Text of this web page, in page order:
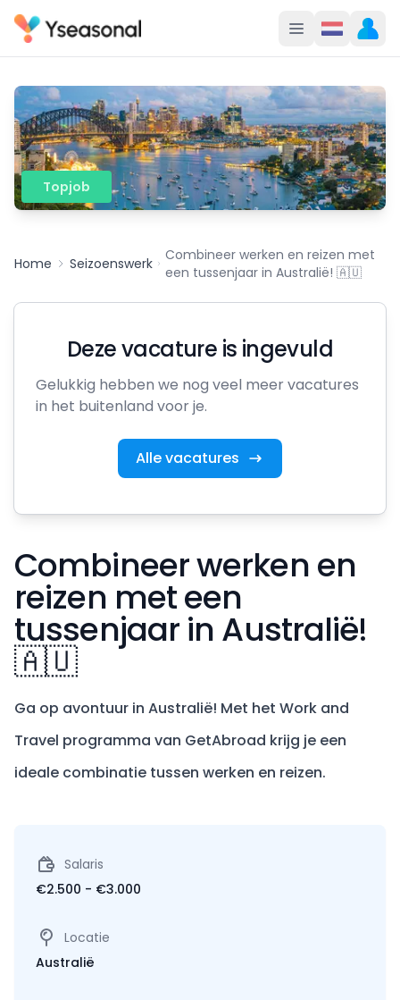
Topjob
Home Seizoenswerk
Combineer werken en reizen met
een tussenjaar in Australië! 🇦🇺
Deze vacature is ingevuld
Gelukkig hebben we nog veel meer vacatures
in het buitenland voor je.
Alle vacatures
Combineer werken en
reizen met een
tussenjaar in Australië!
🇦🇺
Ga op avontuur in Australië! Met het Work and
Travel programma van GetAbroad krijg je een
ideale combinatie tussen werken en reizen.
Salaris
€2.500 - €3.000
Locatie
Australië